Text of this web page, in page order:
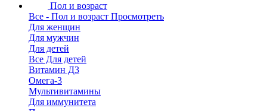
Пол и возраст
Все - Пол и возраст Просмотреть
Для женщин
Для мужчин
Для детей
Все Для детей
Витамин Д3
Омега-3
Мультивитамины
Для иммунитета